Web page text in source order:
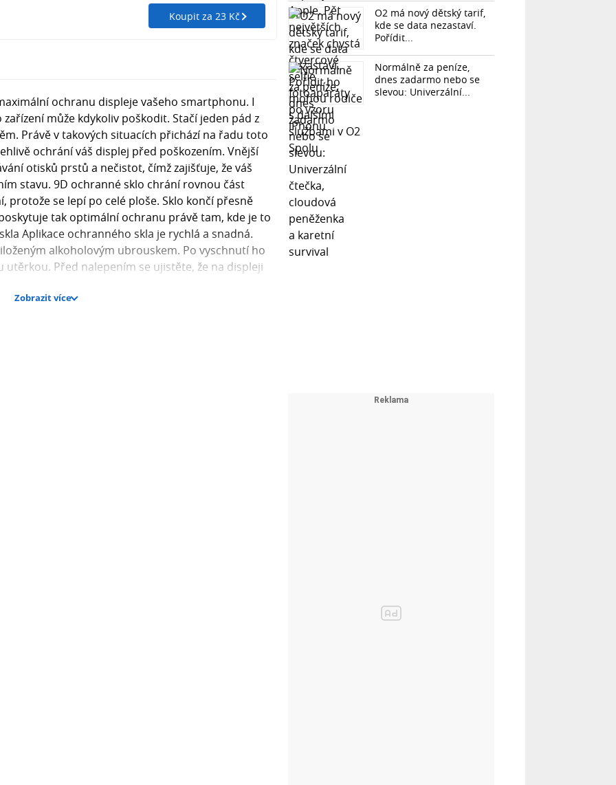
Koupit za 23 Kč
ochranu displeje vašeho smartphonu. I
může kdykoliv poškodit. Stačí jeden pád z
Právě v takových situacích přichází na řadu toto
ochrání váš displej před poškozením. Vnější
otisků prstů a nečistot, čímž zajišťuje, že váš
stavu. 9D ochranné sklo chrání rovnou část
protože se lepí po celé ploše. Sklo končí přesně
tak optimální ochranu právě tam, kde je to
Aplikace ochranného skla je rychlá a snadná.
alkoholovým ubrouskem. Po vyschnutí ho
Před nalepením se ujistěte, že na displeji
perfektně vycentrované na výšku i šířku, a jemně
skla, měřenou na Mohsově stupnici, která
že materiál lze snadno poškrábat nehtem
druhé straně tvrdost 10, která odpovídá diamantu,
sklo s tvrdostí 9H je stejně tvrdé jako minerál
by bylo potřeba vynaložit extrémní úsilí.
Zobrazit více
O2 má nový dětský tarif,
kde se data nezastaví.
Pořídit...
Normálně za peníze,
dnes zadarmo nebo se
slevou: Univerzální...